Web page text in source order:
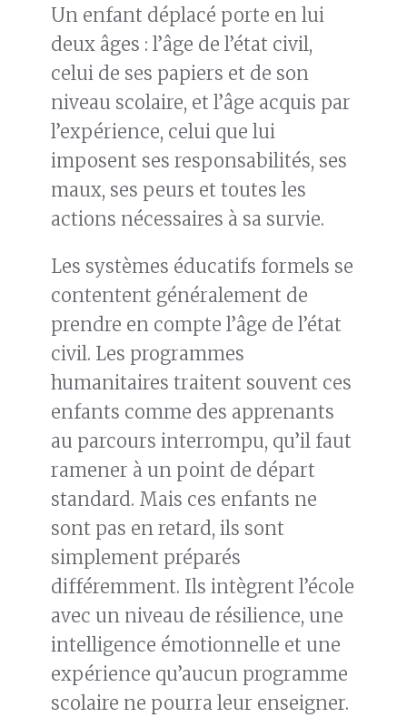
Un enfant déplacé porte en lui
deux âges : l’âge de l’état civil,
celui de ses papiers et de son
niveau scolaire, et l’âge acquis par
l’expérience, celui que lui
imposent ses responsabilités, ses
maux, ses peurs et toutes les
actions nécessaires à sa survie.
Les systèmes éducatifs formels se
contentent généralement de
prendre en compte l’âge de l’état
civil. Les programmes
humanitaires traitent souvent ces
enfants comme des apprenants
au parcours interrompu, qu’il faut
ramener à un point de départ
standard. Mais ces enfants ne
sont pas en retard, ils sont
simplement préparés
différemment. Ils intègrent l’école
avec un niveau de résilience, une
intelligence émotionnelle et une
expérience qu’aucun programme
scolaire ne pourra leur enseigner.